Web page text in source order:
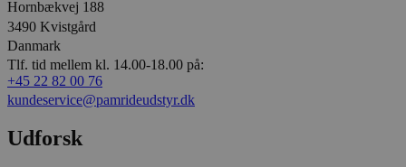
Hornbækvej 188
3490 Kvistgård
Danmark
Tlf. tid mellem kl. 14.00-18.00 på:
+45 22 82 00 76
kundeservice@pamrideudstyr.dk
Udforsk